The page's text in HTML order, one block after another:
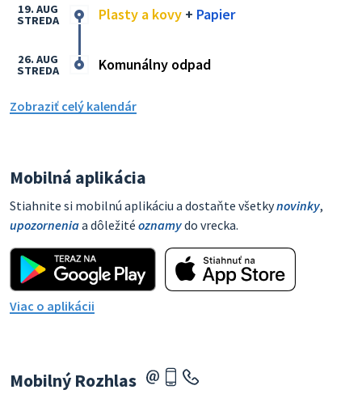
Plasty a kovy + Papier
19. AUG
STREDA
Komunálny odpad
26. AUG
STREDA
Zobraziť celý kalendár
Mobilná aplikácia
Stiahnite si mobilnú aplikáciu a dostaňte všetkynovinky,
upozorneniaa dôležité oznamydo vrecka.
Viac o aplikácii
Mobilný Rozhlas